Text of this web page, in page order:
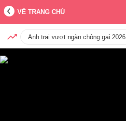
VỀ TRANG CHỦ
Anh trai vượt ngàn chông gai 2026